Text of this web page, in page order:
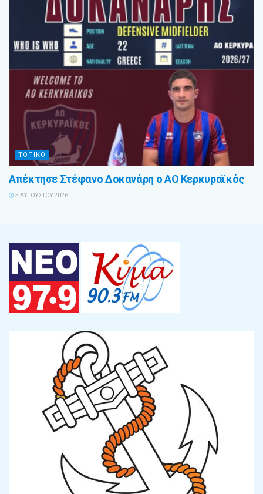
ΤΟΠΙΚΟ
Απέκτησε Στέφανο Δοκανάρη ο ΑΟ Κερκυραϊκός
5 ΑΥΓΟΎΣΤΟΥ 2026